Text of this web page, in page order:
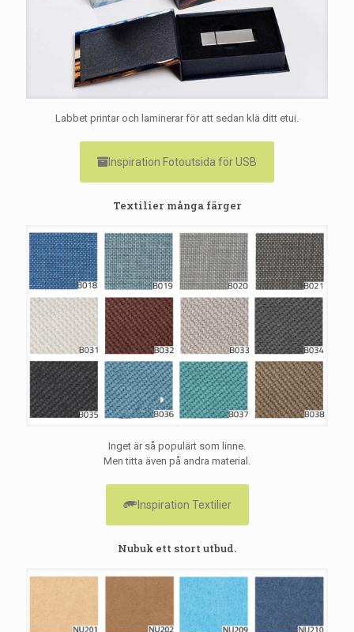
Labbet printar och laminerar för att sedan klä ditt etui.
Inspiration Fotoutsida för USB
Textilier många färger
Inget är så populärt som linne.
Men titta även på andra material.
Inspiration Textilier
Nubuk ett stort utbud.